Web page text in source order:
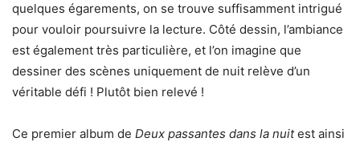
quelques égarements, on se trouve suffisamment intrigué
pour vouloir poursuivre la lecture. Côté dessin, l’ambiance
est également très particulière, et l’on imagine que
dessiner des scènes uniquement de nuit relève d’un
véritable défi ! Plutôt bien relevé !
Ce premier album de Deux passantes dans la nuitest ainsi